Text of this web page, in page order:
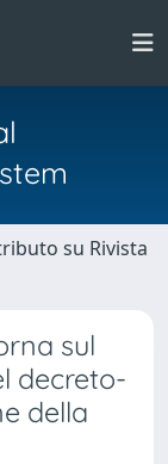
su Rivista
sul
decreto-
della